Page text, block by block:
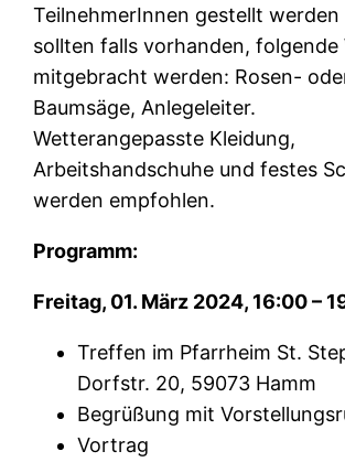
TeilnehmerInnen gestellt werden
sollten falls vorhanden, folgende
mitgebracht werden: Rosen-
Baumsäge, Anlegeleiter.
Wetterangepasste Kleidung,
Arbeitshandschuhe und festes
werden empfohlen.
Programm:
Freitag, 01. März 2024, 16:00 –
Treffen im Pfarrheim St.
Dorfstr. 20, 59073 Hamm
Begrüßung mit
Vortrag